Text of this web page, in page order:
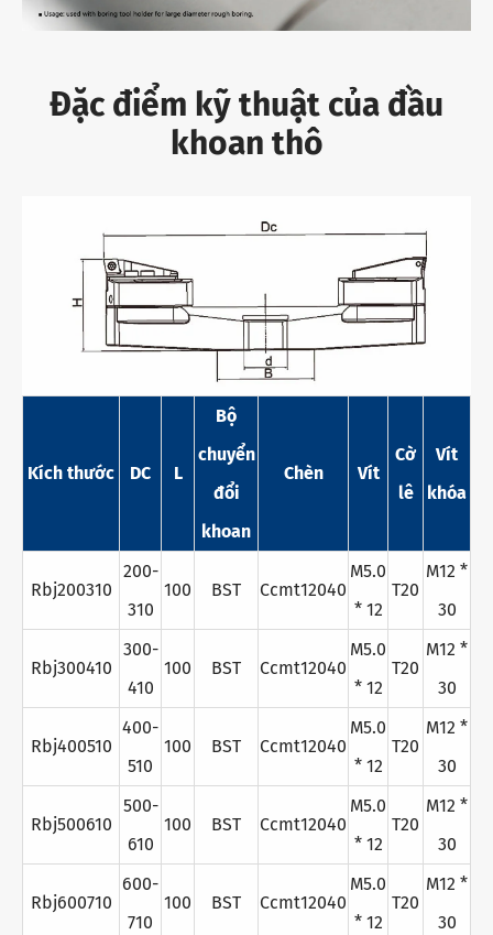
Đặc điểm kỹ thuật của đầu
khoan thô
Kích thước DC L
Bộ
chuyển
đổi
khoan
Chèn Vít
Cờ
lê
Vít
khóa
Rbj200310
200-
310
100 BST Ccmt12040
M5.0
* 12
T20
M12 *
30
Rbj300410
300-
410
100 BST Ccmt12040
M5.0
* 12
T20
M12 *
30
Rbj400510
400-
510
100 BST Ccmt12040
M5.0
* 12
T20
M12 *
30
Rbj500610
500-
610
100 BST Ccmt12040
M5.0
* 12
T20
M12 *
30
Rbj600710
600-
710
100 BST Ccmt12040
M5.0
* 12
T20
M12 *
30